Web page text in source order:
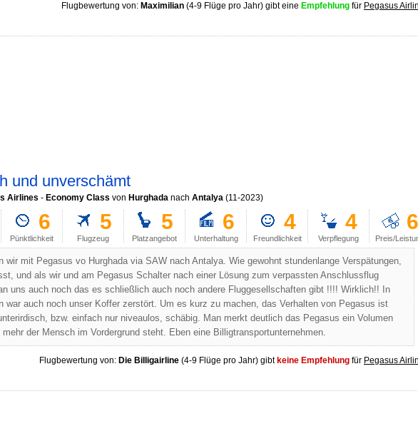
Flugbewertung von: Maximilian (4-9 Flüge pro Jahr) gibt eine Empfehlung für Pegasus
und unverschämt
Airlines - Economy Class von Hurghada nach Antalya (11-2023)
6
Pünktlichkeit
5
Flugzeug
5
Platzangebot
6
Unterhaltung
4
Freundlichkeit
4
Verpflegung
6
Preis/
wir mit Pegasus vo Hurghada via SAW nach Antalya. Wie gewohnt stundenlange Verspätungen,
und als wir und am Pegasus Schalter nach einer Lösung zum verpassten Anschlussflug
uns auch noch das es schließlich auch noch andere Fluggesellschaften gibt !!!! Wirklich!! In
war auch noch unser Koffer zerstört. Um es kurz zu machen, das Verhalten von Pegasus ist
bzw. einfach nur niveaulos, schäbig. Man merkt deutlich das Pegasus ein Volumen
der Mensch im Vordergrund steht. Eben eine Billigtransportunternehmen.
Flugbewertung von: Die Billigairline (4-9 Flüge pro Jahr) gibt keine Empfehlung für Pegasus